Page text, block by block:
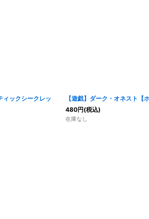
ックシークレッ
【遊戯】ダーク・オネスト
480円(税込)
在庫なし